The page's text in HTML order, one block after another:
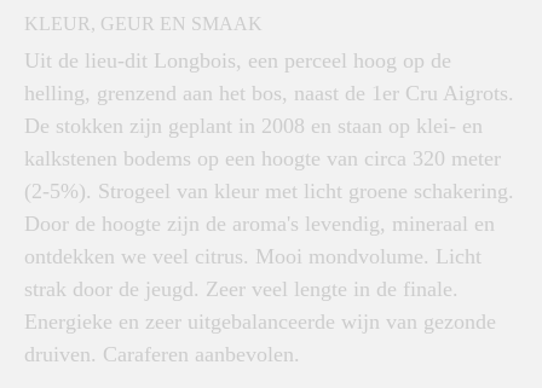
KLEUR, GEUR EN SMAAK
Uit de lieu-dit Longbois, een perceel hoog op de
helling, grenzend aan het bos, naast de 1er Cru Aigrots.
De stokken zijn geplant in 2008 en staan op klei- en
kalkstenen bodems op een hoogte van circa 320 meter
(2-5%). Strogeel van kleur met licht groene schakering.
Door de hoogte zijn de aroma's levendig, mineraal en
ontdekken we veel citrus. Mooi mondvolume. Licht
strak door de jeugd. Zeer veel lengte in de finale.
Energieke en zeer uitgebalanceerde wijn van gezonde
druiven. Caraferen aanbevolen.